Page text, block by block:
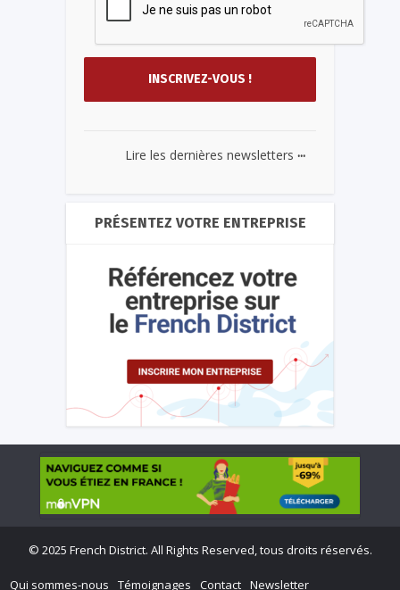
Lire les dernières newsletters ...
PRÉSENTEZ VOTRE ENTREPRISE
© 2025 French District. All Rights Reserved, tous droits réservés.
Qui sommes-nous Témoignages Contact Newsletter